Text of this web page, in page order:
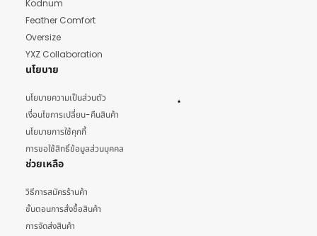
Kodnum
Feather Comfort
Oversize
YXZ Collaboration
นโยบาย
นโยบายความเป็นส่วนตัว
เงื่อนไขการเปลี่ยน-คืนสินค้า
นโยบายการใช้คุกกี้
การขอใช้สิทธิ์ข้อมูลส่วนบุคคล
ช่วยเหลือ
วิธีการสมัครร้านค้า
ขั้นตอนการสั่งซื้อสินค้า
การจัดส่งสินค้า